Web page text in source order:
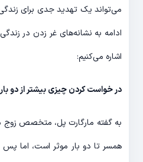
می‌تواند یک تهدید جدی برای
ادامه به نشانه‌های غر زدن در
اشاره می‌کنیم:
در خواست کردن چیزی بیشتر از دو بار
به گفته مارگارت پل، متخصص زوج
همسر تا دو بار موثر است، اما پس